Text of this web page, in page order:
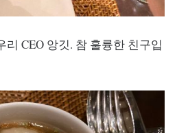
CEO 앙깃. 참 훌륭한 친구입